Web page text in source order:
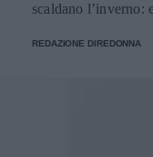
scaldano l’inverno:
REDAZIONE DIREDONNA